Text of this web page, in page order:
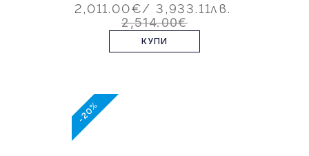
2,011.00€/ 3,933.11лв.
2,514.00€
КУПИ
-20%